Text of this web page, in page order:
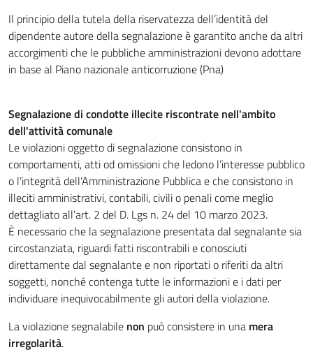
Il principio della tutela della riservatezza dell’identità del
dipendente autore della segnalazione è garantito anche da altri
accorgimenti che le pubbliche amministrazioni devono adottare
in base al Piano nazionale anticorruzione (Pna)
Segnalazione di condotte illecite riscontrate nell'ambito
dell'attività comunale
Le violazioni oggetto di segnalazione consistono in
comportamenti, atti od omissioni che ledono l’interesse pubblico
o l’integrità dell’Amministrazione Pubblica e che consistono in
illeciti amministrativi, contabili, civili o penali come meglio
dettagliato all’art. 2 del D. Lgs n. 24 del 10 marzo 2023.
È necessario che la segnalazione presentata dal segnalante sia
circostanziata, riguardi fatti riscontrabili e conosciuti
direttamente dal segnalante e non riportati o riferiti da altri
soggetti, nonché contenga tutte le informazioni e i dati per
individuare inequivocabilmente gli autori della violazione.
La violazione segnalabile non può consistere in una mera
irregolarità.